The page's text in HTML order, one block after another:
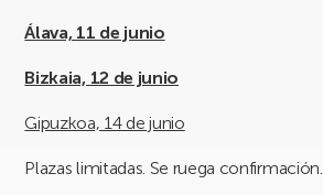
Álava, 11 de junio
Bizkaia, 12 de junio
Gipuzkoa, 14 de junio
Plazas limitadas. Se ruega confirmación.